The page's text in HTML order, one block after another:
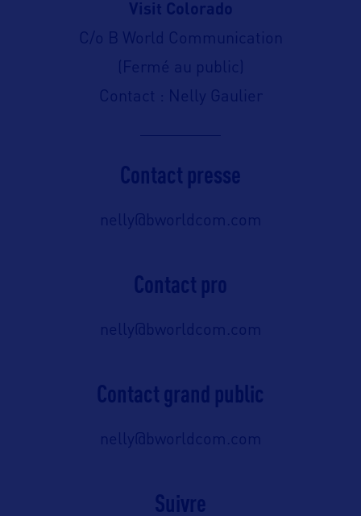
Visit Colorado
C/o B World Communication
(Fermé au public)
Contact : Nelly Gaulier
Contact presse
nelly@bworldcom.com
Contact pro
nelly@bworldcom.com
Contact grand public
nelly@bworldcom.com
Suivre